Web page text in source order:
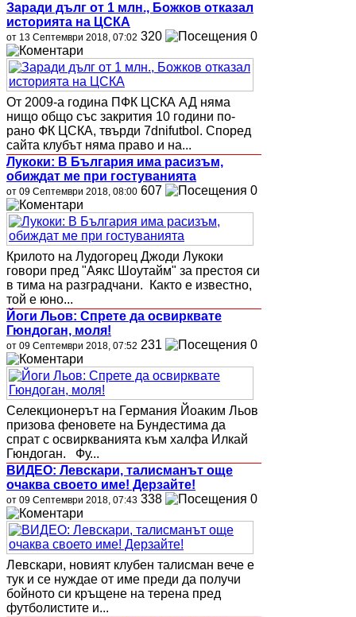
Заради дълг от 1 млн., Божков отказал
историята на ЦСКА
от 13 Септември 2018, 07:02 320 0
От 2009-а година ПФК ЦСКА АД няма
нищо общо със закрития 10 години по-
рано ФК ЦСКA, твърди 7dnifutbol. Според
сайта клубът няма право и на...
Лукоки: В България има расизъм,
обиждат ме при гостуванията
от 09 Септември 2018, 08:00 607 0
Крилото на Лудогорец Джоди Лукоки
говори пред "Аякс Шоутайм" за престоя си
в тима на разградчани. Както е известно,
той е юно...
Йоги Льов: Спрете да освирквате
Гюндоган, моля!
от 09 Септември 2018, 07:52 231 0
Селекционерът на Германия Йоаким Льов
призова феновете на Бундестима да
спрат с освиркванията към халфа Илкай
Гюндоган. Фу...
ВИДЕО: Левскари, талисманът още
очаква своето име! Дерзайте!
от 09 Септември 2018, 07:43 338 0
Левскари, новият клубен талисман вече е
тук и се нуждае от име преди да получи
бойното си кръщене на терена пред
футболистите и...